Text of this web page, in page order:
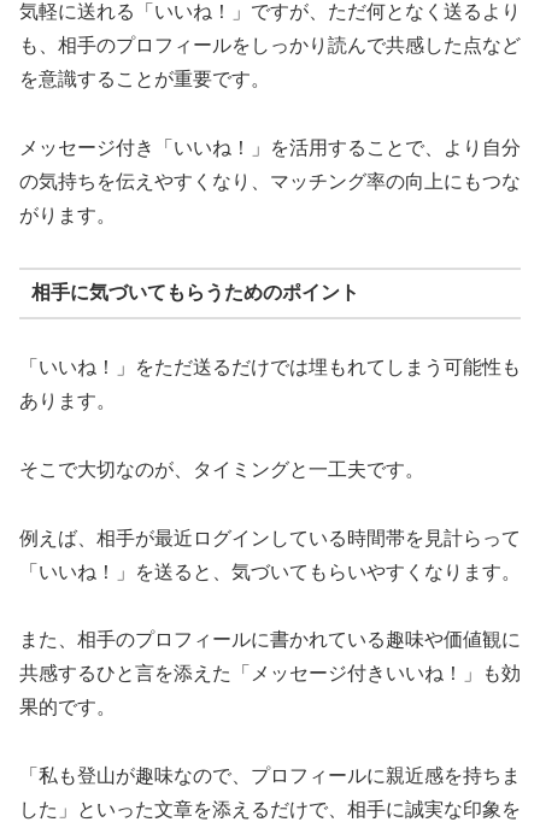
気軽に送れる「いいね！」ですが、ただ何となく送るより
も、相手のプロフィールをしっかり読んで共感した点など
を意識することが重要です。
メッセージ付き「いいね！」を活用することで、より自分
の気持ちを伝えやすくなり、マッチング率の向上にもつな
がります。
相手に気づいてもらうためのポイント
「いいね！」をただ送るだけでは埋もれてしまう可能性も
あります。
そこで大切なのが、タイミングと一工夫です。
例えば、相手が最近ログインしている時間帯を見計らって
「いいね！」を送ると、気づいてもらいやすくなります。
また、相手のプロフィールに書かれている趣味や価値観に
共感するひと言を添えた「メッセージ付きいいね！」も効
果的です。
「私も登山が趣味なので、プロフィールに親近感を持ちま
した」といった文章を添えるだけで、相手に誠実な印象を